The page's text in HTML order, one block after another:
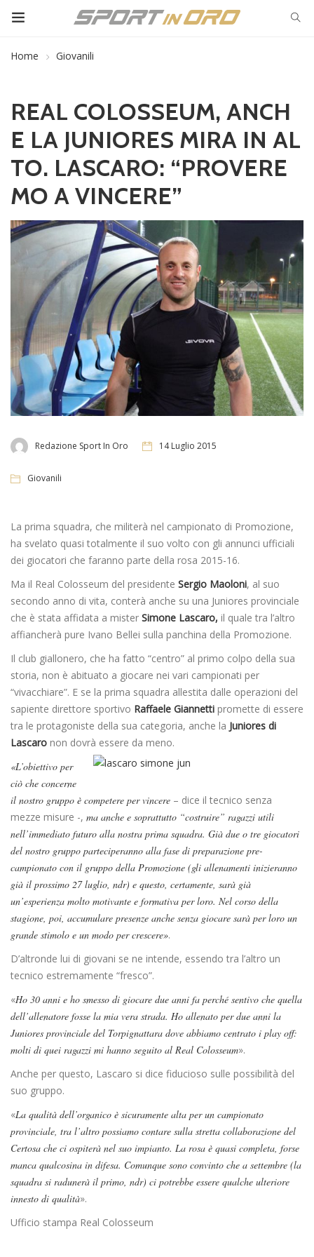
Home Giovanili
REAL COLOSSEUM, ANCH
E LA JUNIORES MIRA IN AL
TO. LASCARO: “PROVERE
MO A VINCERE”
Redazione Sport In Oro 14 Luglio 2015
Giovanili
La prima squadra, che militerà nel campionato di Promozione,
ha svelato quasi totalmente il suo volto con gli annunci ufficiali
dei giocatori che faranno parte della rosa 2015-16.
Ma il Real Colosseum del presidente Sergio Maoloni, al suo
secondo anno di vita, conterà anche su una Juniores provinciale
che è stata affidata a mister Simone Lascaro, il quale tra l’altro
affiancherà pure Ivano Bellei sulla panchina della Promozione.
Il club giallonero, che ha fatto “centro” al primo colpo della sua
storia, non è abituato a giocare nei vari campionati per
“vivacchiare”. E se la prima squadra allestita dalle operazioni del
sapiente direttore sportivo Raffaele Giannetti promette di essere
tra le protagoniste della sua categoria, anche la Juniores di
Lascaro non dovrà essere da meno.
«L’obiettivo per
ciò che concerne
il nostro gruppo è competere per vincere – dice il tecnico senza
mezze misure -, ma anche e soprattutto “costruire” ragazzi utili
nell’immediato futuro alla nostra prima squadra. Già due o tre giocatori
del nostro gruppo parteciperanno alla fase di preparazione pre-
campionato con il gruppo della Promozione (gli allenamenti inizieranno
già il prossimo 27 luglio, ndr) e questo, certamente, sarà già
un’esperienza molto motivante e formativa per loro. Nel corso della
stagione, poi, accumulare presenze anche senza giocare sarà per loro un
grande stimolo e un modo per crescere».
D’altronde lui di giovani se ne intende, essendo tra l’altro un
tecnico estremamente “fresco”.
«Ho 30 anni e ho smesso di giocare due anni fa perché sentivo che quella
dell’allenatore fosse la mia vera strada. Ho allenato per due anni la
Juniores provinciale del Torpignattara dove abbiamo centrato i play off:
molti di quei ragazzi mi hanno seguito al Real Colosseum».
Anche per questo, Lascaro si dice fiducioso sulle possibilità del
suo gruppo.
«La qualità dell’organico è sicuramente alta per un campionato
provinciale, tra l’altro possiamo contare sulla stretta collaborazione del
Certosa che ci ospiterà nel suo impianto. La rosa è quasi completa, forse
manca qualcosina in difesa. Comunque sono convinto che a settembre (la
squadra si radunerà il primo, ndr) ci potrebbe essere qualche ulteriore
innesto di qualità».
Ufficio stampa Real Colosseum